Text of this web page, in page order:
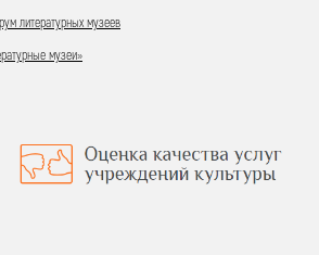
литературных музеев
музеи»